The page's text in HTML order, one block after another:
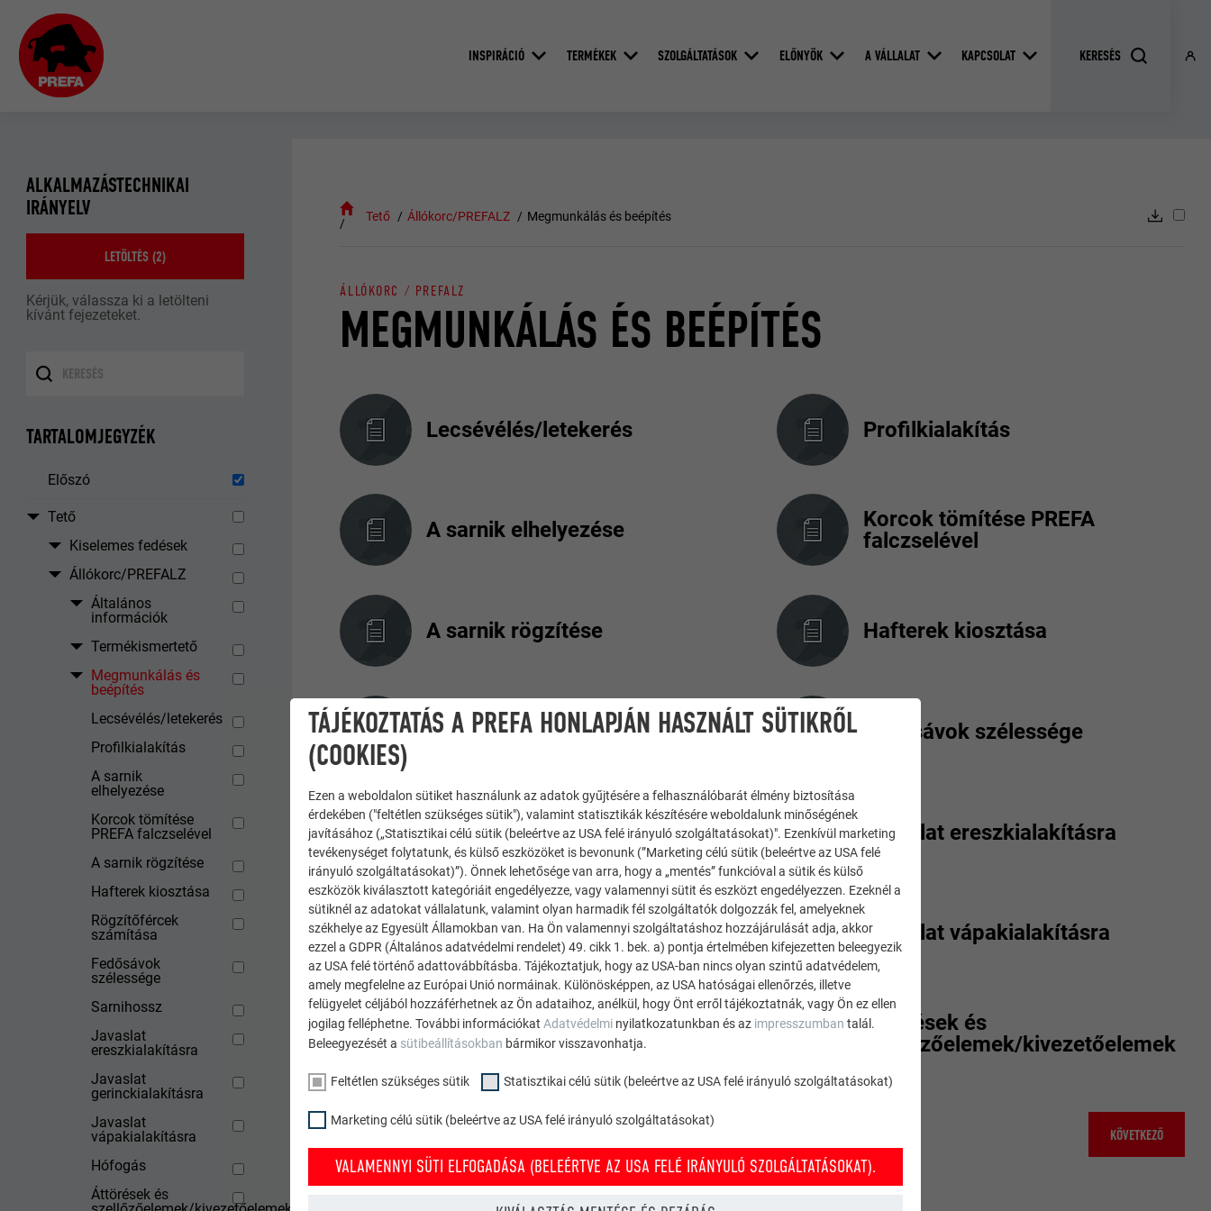
INSPIRÁCIÓ TERMÉKEK SZOLGÁLTATÁSOK ELŐNYÖK A VÁLLALAT KAPCSOLAT
ALKALMAZÁSTECHNIKAI
IRÁNYELV
LETÖLTÉS (2)
Kérjük, válassza ki a letölteni
kívánt fejezeteket.
TARTALOMJEGYZÉK
Előszó
Tető
Kiselemes fedések
Állókorc/PREFALZ
Általános
információk
Termékismertető
Megmunkálás és
beépítés
Lecsévélés/letekerés
Profilkialakítás
A sarnik
elhelyezése
Korcok tömítése
PREFA falczselével
A sarnik rögzítése
Hafterek kiosztása
Rögzítőfércek
számítása
Fedősávok
szélessége
Sarnihossz
Javaslat
ereszkialakításra
Javaslat
gerinckialakításra
Javaslat
vápakialakításra
Hófogás
Áttörések és
Tető Állókorc/PREFALZ Megmunkálás és beépítés
MEGMUNKÁLÁS ÉS BEÉPÍTÉS
ÁLLÓKORC / PREFALZ
Lecsévélés/letekerés Profilkialakítás
A sarnik elhelyezése
Korcok tömítése PREFA
falczselével
A sarnik rögzítése Hafterek kiosztása
Rögzítőfércek számítása Fedősávok szélessége
Sarnihossz Javaslat ereszkialakításra
Javaslat gerinckialakításra Javaslat vápakialakításra
Hófogás
Áttörések és
szellőzőelemek/kivezetőelemek
KÖVETKEZŐ
TÁJÉKOZTATÁS A PREFA HONLAPJÁN HASZNÁLT SÜTIKRŐL
(COOKIES)
Ezen a weboldalon sütiket használunk az adatok gyűjtésére a felhasználóbarát élmény biztosítása
érdekében ("feltétlen szükséges sütik"), valamint statisztikák készítésére weboldalunk minőségének
javításához („Statisztikai célú sütik (beleértve az USA felé irányuló szolgáltatásokat)". Ezenkívül marketing
tevékenységet folytatunk, és külső eszközöket is bevonunk (”Marketing célú sütik (beleértve az USA felé
irányuló szolgáltatásokat)”). Önnek lehetősége van arra, hogy a „mentés” funkcióval a sütik és külső
eszközök kiválasztott kategóriáit engedélyezze, vagy valamennyi sütit és eszközt engedélyezzen. Ezeknél a
sütiknél az adatokat vállalatunk, valamint olyan harmadik fél szolgáltatók dolgozzák fel, amelyeknek
székhelye az Egyesült Államokban van. Ha Ön valamennyi szolgáltatáshoz hozzájárulását adja, akkor
ezzel a GDPR (Általános adatvédelmi rendelet) 49. cikk 1. bek. a) pontja értelmében kifejezetten beleegyezik
az USA felé történő adattovábbításba. Tájékoztatjuk, hogy az USA-ban nincs olyan szintű adatvédelem,
amely megfelelne az Európai Unió normáinak. Különösképpen, az USA hatóságai ellenőrzés, illetve
felügyelet céljából hozzáférhetnek az Ön adataihoz, anélkül, hogy Önt erről tájékoztatnák, vagy Ön ez ellen
jogilag felléphetne. További információkat Adatvédelmi nyilatkozatunkban és az impresszumban talál.
Beleegyezését a sütibeállításokban bármikor visszavonhatja.
Feltétlen szükséges sütik Statisztikai célú sütik (beleértve az USA felé irányuló szolgáltatásokat)
Marketing célú sütik (beleértve az USA felé irányuló szolgáltatásokat)
VALAMENNYI SÜTI ELFOGADÁSA (BELEÉRTVE AZ USA FELÉ IRÁNYULÓ SZOLGÁLTATÁSOKAT).